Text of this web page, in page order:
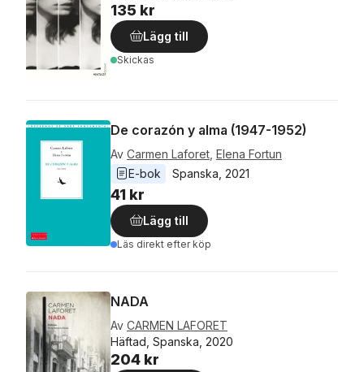
135 kr
Lägg till
Skickas
De corazón y alma (1947-1952)
Av Carmen Laforet Elena Fortun
E-bok
Spanska 2021
41 kr
Lägg till
Läs direkt efter köp
NADA
Av CARMEN LAFORET
Häftad, Spanska, 2020
204 kr